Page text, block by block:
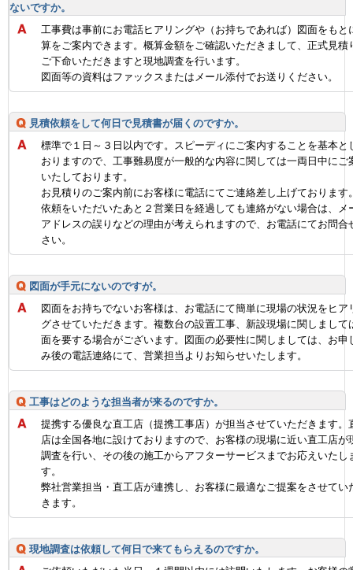
ないですか。
工事費は事前にお電話ヒアリングや（お持ちであれば）図面をもと
算をご案内できます。概算金額をご確認いただきまして、正式見積
ご下命いただきますと現地調査を行います。
図面等の資料はファックスまたはメール添付でお送りください。
見積依頼をして何日で見積書が届くのですか。
標準で１日～３日以内です。スピーディにご案内することを基本と
おりますので、工事難易度が一般的な内容に関しては一両日中にご
いたしております。
お見積りのご案内前にお客様に電話にてご連絡差し上げております
依頼をいただいたあと２営業日を経過しても連絡がない場合は、メ
アドレスの誤りなどの理由が考えられますので、お電話にてお問合
さい。
図面が手元にないのですが。
図面をお持ちでないお客様は、お電話にて簡単に現場の状況をヒア
グさせていただきます。複数台の設置工事、新設現場に関しまして
面を要する場合がございます。図面の必要性に関しましては、お申
み後の電話連絡にて、営業担当よりお知らせいたします。
工事はどのような担当者が来るのですか。
提携する優良な直工店（提携工事店）が担当させていただきます。
店は全国各地に設けておりますので、お客様の現場に近い直工店が
調査を行い、その後の施工からアフターサービスまでお応えいたし
す。
弊社営業担当・直工店が連携し、お客様に最適なご提案をさせてい
きます。
現地調査は依頼して何日で来てもらえるのですか。